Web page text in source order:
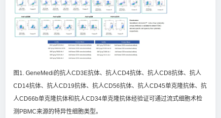
图1. GeneMedi的抗人CD3E抗体、抗人CD4抗体、抗人CD8抗体、抗人
CD14抗体、抗人CD19抗体、抗人CD56抗体、抗人CD45单克隆抗体、抗
人CD66b单克隆抗体和抗人CD34单克隆抗体经验证可通过流式细胞术检
测PBMC来源的特异性细胞类型。